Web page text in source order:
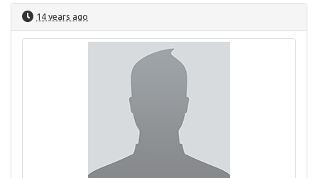
14 years ago